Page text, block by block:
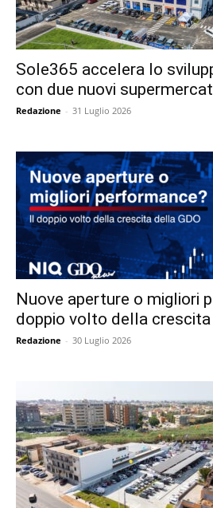
Sole365 accelera lo
con due nuovi
Redazione - 31 Luglio 2026
Nuove aperture o migliori
doppio volto della crescita
Redazione - 30 Luglio 2026